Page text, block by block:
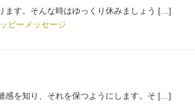
ます。そんな時はゆっくり休みましょう […]
ピーメッセージ
感を知り、それを保つようにします。そ […]